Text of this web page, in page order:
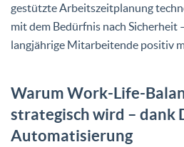
gestützte Arbeitszeitplanung
mit dem Bedürfnis nach Sicherheit
langjährige Mitarbeitende positiv
Warum Work-Life-
strategisch wird – dank
Automatisierung